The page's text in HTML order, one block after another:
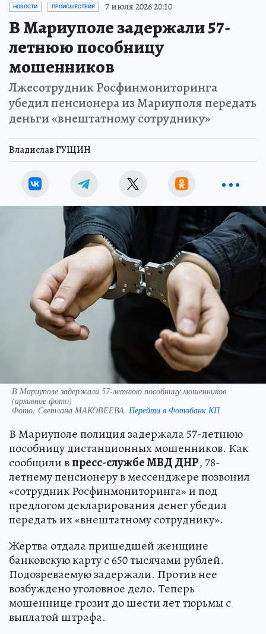
НОВОСТИ ПРОИСШЕСТВИЯ 7 июля 2026 20:10
В Мариуполе задержали 57-
летнюю пособницу
мошенников
Лжесотрудник Росфинмониторинга
убедил пенсионера из Мариуполя передать
деньги «внештатному сотруднику»
Владислав ГУЩИН
В Мариуполе задержали 57-летнюю пособницу мошенников
(архивное фото)
Фото: Светлана МАКОВЕЕВА. Перейти в Фотобанк КП
В Мариуполе полиция задержала 57-летнюю
пособницу дистанционных мошенников. Как
сообщили впресс-службе МВД ДНР, 78-
летнему пенсионеру в мессенджере позвонил
«сотрудник Росфинмониторинга» и под
предлогом декларирования денег убедил
передать их «внештатному сотруднику».
Жертва отдала пришедшей женщине
банковскую карту с 650 тысячами рублей.
Подозреваемую задержали. Против нее
возбуждено уголовное дело. Теперь
мошеннице грозит до шести лет тюрьмы с
выплатой штрафа.